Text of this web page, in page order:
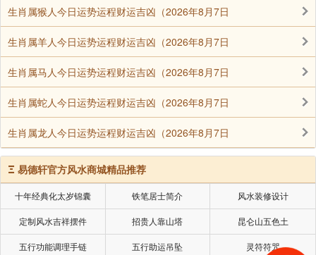
冲动状态：流年太岁冲起八字中的旺神，使原本静
止的能量活跃起来。这种冲力如同按下启动键，可能引
发职业变动、居住迁移、学习深造等变化。具体表现取
决于旺神的五行属性，如木旺被冲可能涉及文化领域变
动。
冲开状态：原命局中两支相合，逢流年太岁冲动其
中一合，或大运墓库被冲开时，称为冲开。这种冲力如
同打开封闭的宝箱，可能带来婚姻契机、合作机会或隐
藏资源的显现。当用神藏于墓库时，冲开之年常是人生
重要转折点。
地支相冲的现代启示
生肖属猴人今日运势运程财运吉凶（2026年8月7日
生肖属羊人今日运势运程财运吉凶（2026年8月7日
生肖属马人今日运势运程财运吉凶（2026年8月7日
生肖属蛇人今日运势运程财运吉凶（2026年8月7日
生肖属龙人今日运势运程财运吉凶（2026年8月7日
Ξ 易德轩官方风水商城精品推荐
十年经典化太岁锦囊 铁笔居士简介 风水装修设计
定制风水吉祥摆件 招贵人靠山塔 昆仑山五色土
五行功能调理手链 五行助运吊坠 灵符符咒